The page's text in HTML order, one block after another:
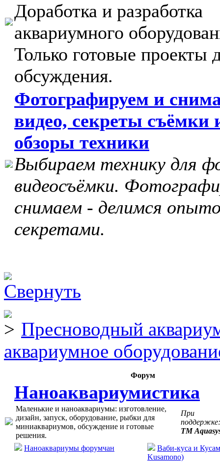
Доработка и разработка
аквариумного
Только готовые проекты
обсуждения.
Фотографируем и
видео, секреты съёмки
обзоры техники
Выбираем технику для
видеосъёмки.
снимаем - делимся
секретами.
Пресноводный
аквариумное
Форум
Наноаквариумистика
Маленькие и наноаквариумы: изготовление,
дизайн, запуск, оборудование, рыбки для
миниаквариумов, обсуждение и готовые
решения.
При
поддержке:
ТМ
Наноаквариумы форумчан
Ваби-куса и
Kusamono)